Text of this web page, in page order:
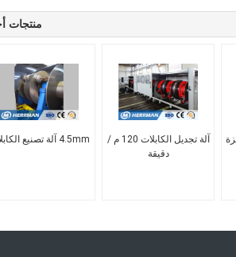
منتجات
4.5mm آلة تصنيع الكابلات
آلة تجديل الكابلات 120 م /
دقيقة